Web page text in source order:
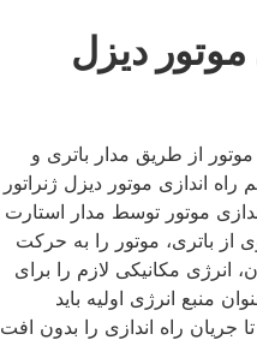
دیزل
از طریق مدار باتری و
اندازی موتور دیزل ژنراتور
موتور توسط مدار استارت
از باتری، موتور را به حرکت
مکانیکی لازم را برای
منبع انرژی اولیه باید
جریان راه‌ اندازی را بدون افت